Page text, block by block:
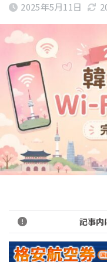
2025年5月11日
記事内